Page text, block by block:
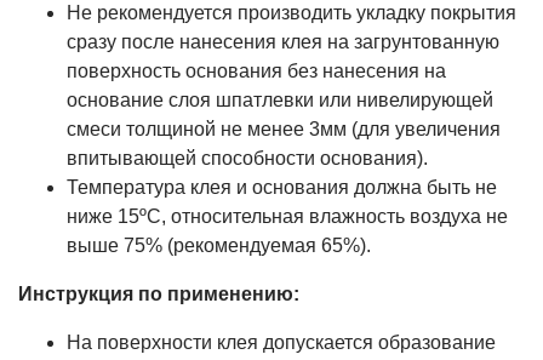
Не рекомендуется производить укладку покрытия
сразу после нанесения клея на загрунтованную
поверхность основания без нанесения на
основание слоя шпатлевки или нивелирующей
смеси толщиной не менее 3мм (для увеличения
впитывающей способности основания).
Температура клея и основания должна быть не
ниже 15ºС, относительная влажность воздуха не
выше 75% (рекомендуемая 65%).
Инструкция по применению:
На поверхности клея допускается образование